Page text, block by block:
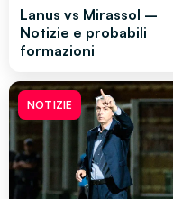
Lanus vs Mirassol –
Notizie e probabili
formazioni
NOTIZIE